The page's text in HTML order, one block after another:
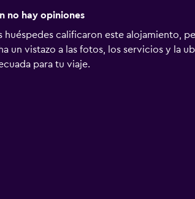
no hay opiniones
huéspedes calificaron este alojamiento,
un vistazo a las fotos, los servicios y la
para tu viaje.